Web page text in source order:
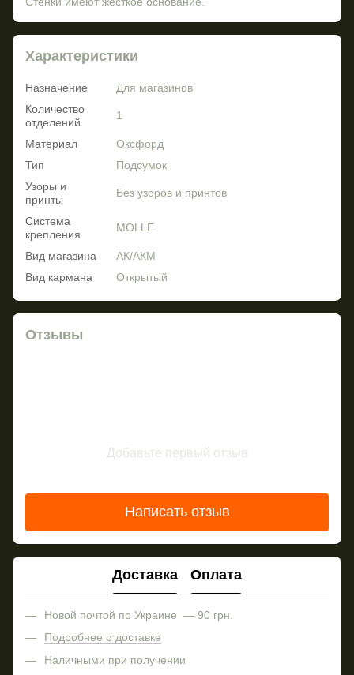
Характеристики
Назначение
Для магазинов
Количество
отделений
1
Материал
Оксфорд
Тип
Подсумок
Узоры и
принты
Без узоров и принтов
Система
крепления
MOLLE
Вид магазина
АК/АКМ
Вид кармана
Открытый
Отзывы
Добавьте первый отзыв
Написать отзыв
Доставка Оплата
Новой почтой по Украине — 90 грн.
Подробнее о доставке
Наличными при получении